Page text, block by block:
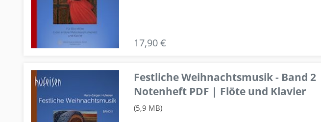
17,90 €
Festliche Weihnachtsmusik - Band 2
Notenheft PDF | Flöte und Klavier
(5,9 MB)